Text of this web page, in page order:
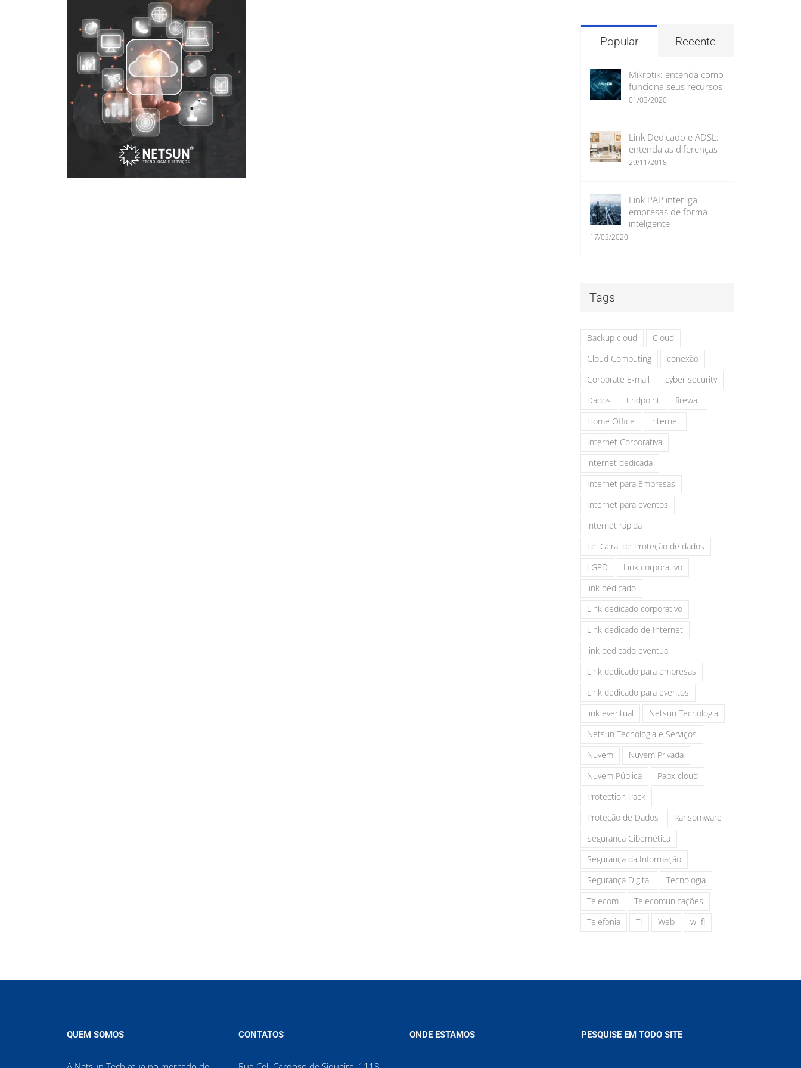
Popular Recente
Mikrotik: entenda como
funciona seus recursos
01/03/2020
Link Dedicado e ADSL:
entenda as diferenças
29/11/2018
Link PAP interliga
empresas de forma
inteligente
17/03/2020
Tags
Backup cloud
Cloud
Cloud Computing
conexão
Corporate E-mail
cyber security
Dados
Endpoint
firewall
Home Office
internet
Internet Corporativa
internet dedicada
Internet para Empresas
Internet para eventos
internet rápida
Lei Geral de Proteção de dados
LGPD
Link corporativo
link dedicado
Link dedicado corporativo
Link dedicado de Internet
link dedicado eventual
Link dedicado para empresas
Link dedicado para eventos
link eventual
Netsun Tecnologia
Netsun Tecnologia e Serviços
Nuvem
Nuvem Privada
Nuvem Pública
Pabx cloud
Protection Pack
Proteção de Dados
Ransomware
Segurança Cibernética
Segurança da Informação
Segurança Digital
Tecnologia
Telecom
Telecomunicações
Telefonia
TI Web wi-fi
QUEM SOMOS CONTATOS ONDE ESTAMOS PESQUISE EM TODO SITE